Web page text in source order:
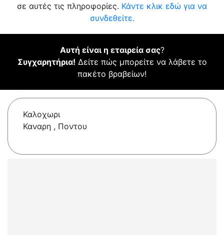
σε αυτές τις πληροφορίες. Κάντε κλικ εδώ για να
συνδεθείτε.
Αυτή είναι η εταιρεία σας?
Συγχαρητήρια! Δείτε πώς μπορείτε να λάβετε το
πακέτο βραβείων!
Καλοχωρι
Καναρη , Ποντου